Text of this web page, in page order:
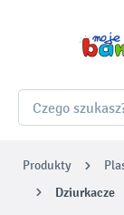
Produkty
Dziurkacze